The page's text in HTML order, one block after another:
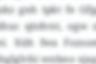
gnh tpkt fe
qüdvnt,
Xüh fwa
wnbno